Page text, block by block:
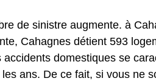
de sinistre augmente. à
Cahagnes détient 593
domestiques se
ans. De ce fait, si vous ne